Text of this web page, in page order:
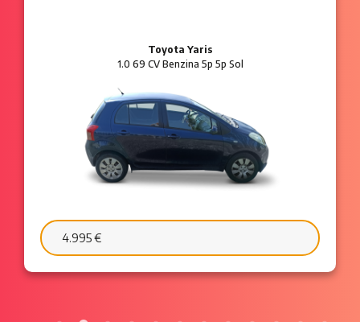
Ford Ka
1.2 8V 69 CV Benzina 3p Plus
6.595 €